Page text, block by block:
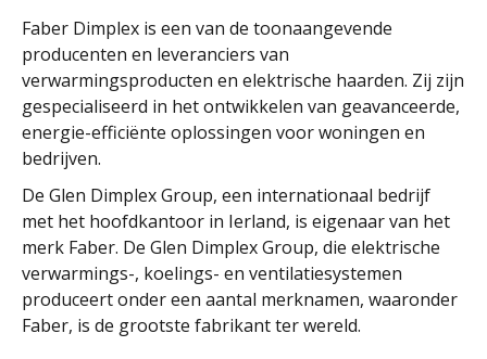
Faber Dimplex is een van de toonaangevende
producenten en leveranciers van
verwarmingsproducten en elektrische haarden. Zij zijn
gespecialiseerd in het ontwikkelen van geavanceerde,
energie-efficiënte oplossingen voor woningen en
bedrijven.
De Glen Dimplex Group, een internationaal bedrijf
met het hoofdkantoor in Ierland, is eigenaar van het
merk Faber. De Glen Dimplex Group, die elektrische
verwarmings-, koelings- en ventilatiesystemen
produceert onder een aantal merknamen, waaronder
Faber, is de grootste fabrikant ter wereld.